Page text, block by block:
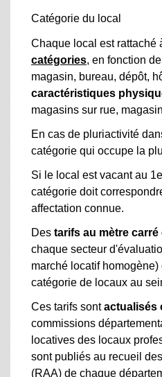
Catégorie du local
Chaque local est rattaché
catégories, en fonction
magasin, bureau, dépôt,
caractéristiques
magasins sur rue,
En cas de pluriactivité
catégorie qui occupe la
Si le local est vacant au 1
catégorie doit
affectation connue.
Des tarifs au mètre carré
chaque secteur
marché locatif
catégorie de locaux au
Ces tarifs sontactualisés
commissions
locatives des locaux
sont publiés au recueil
(RAA) de chaque